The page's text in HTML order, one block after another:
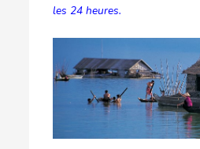
les 24 heures.